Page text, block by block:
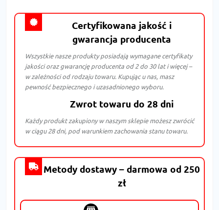
Certyfikowana jakość i
gwarancja producenta
Wszystkie nasze produkty posiadają wymagane certyfikaty
jakości oraz gwarancję producenta od 2 do 30 lat i więcej –
w zależności od rodzaju towaru. Kupując u nas, masz
pewność bezpiecznego i uzasadnionego wyboru.
Zwrot towaru do 28 dni
Każdy produkt zakupiony w naszym sklepie możesz zwrócić
w ciągu 28 dni, pod warunkiem zachowania stanu towaru.
Metody dostawy – darmowa od 250
zł